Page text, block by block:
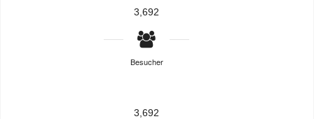
3,692
Besucher
3,692